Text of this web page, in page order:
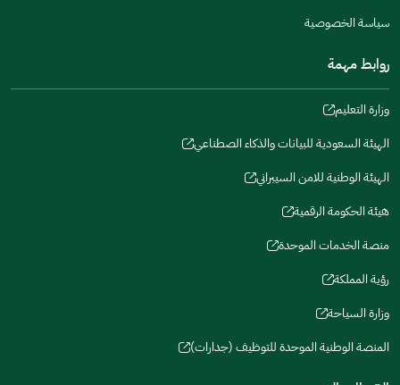
سياسة الخصوصية
روابط مهمة
وزارة التعليم
(opens
new
window)
الهيئة السعودية للبيانات والذكاء الصطناعي
(opens
new
window)
الهيئة الوطنية للامن السيبراني
(opens
new
window)
هيئة الحكومة الرقمية
(opens
new
window)
منصة الخدمات الموحدة
new
window)
رؤية المملكة
(opens
new
وزارة السياحة
(opens
المنصة الوطنية الموحدة للتوظيف (جدارات)